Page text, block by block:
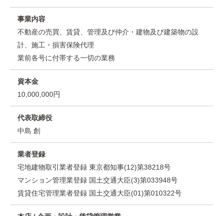
事業内容
不動産の売買、賃貸、管理及び仲介・建物及び建築物の設
計、施工・損害保険代理
業前各号に付帯する一切の業務
資本金
10,000,000円
代表取締役
中島 創
業者登録
宅地建物取引業者登録 東京都知事(12)第38218号
マンション管理業登録 国土交通大臣(3)第033948号
賃貸住宅管理業者登録 国土交通大臣(01)第010322号